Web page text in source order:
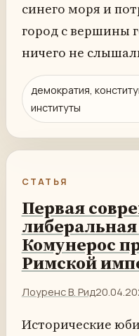
синего моря и
город с вершины
ничего не
демократия,
институты
СТАТЬЯ
Первая
Комунерос
Римской
Лоуренс В. Рид
Исторические